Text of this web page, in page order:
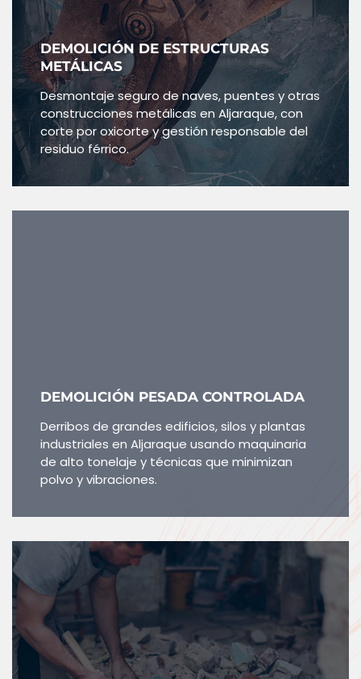
DEMOLICIÓN DE ESTRUCTURAS
METÁLICAS
Desmontaje seguro de naves, puentes y otras
construcciones metálicas en Aljaraque, con
corte por oxicorte y gestión responsable del
residuo férrico.
DEMOLICIÓN PESADA CONTROLADA
Derribos de grandes edificios, silos y plantas
industriales en Aljaraque usando maquinaria
de alto tonelaje y técnicas que minimizan
polvo y vibraciones.